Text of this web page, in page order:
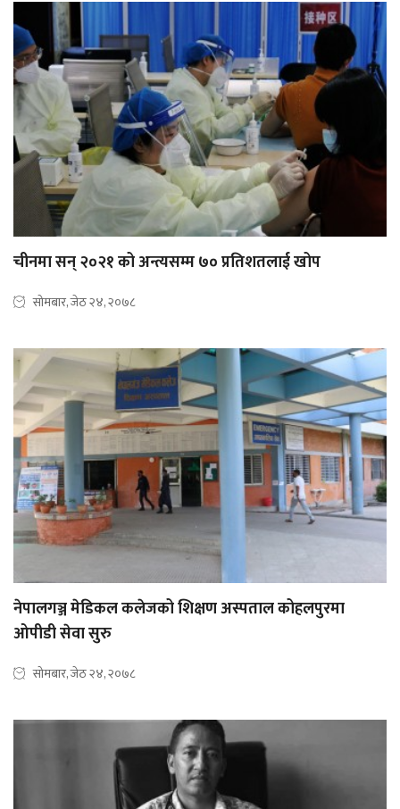
चीनमा सन् २०२१ को अन्त्यसम्म ७० प्रतिशतलाई खोप
सोमबार, जेठ २४, २०७८
नेपालगञ्ज मेडिकल कलेजको शिक्षण अस्पताल कोहलपुरमा
ओपीडी सेवा सुरु
सोमबार, जेठ २४, २०७८